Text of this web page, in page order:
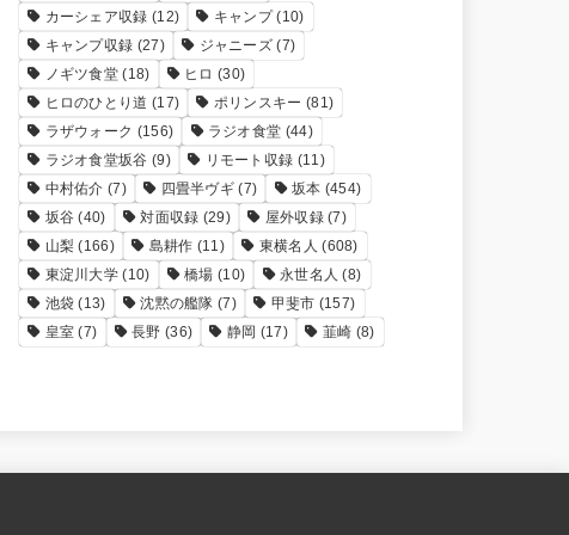
カーシェア収録 (12) キャンプ(10)
キャンプ収録 (27) ジャニーズ (7)
ノギツ食堂 (18) ヒロ (30)
ヒロのひとり道 (17) ポリンスキー (81)
ラザウォーク (156) ラジオ食堂 (44)
ラジオ食堂坂谷 (9) リモート収録 (11)
中村佑介 (7) 四畳半ヴギ (7) 坂本 (454)
坂谷 (40) 対面収録 (29) 屋外収録(7)
山梨 (166) 島耕作 (11) 東横名人 (608)
東淀川大学 (10) 橋場 (10) 永世名人 (8)
池袋 (13) 沈黙の艦隊 (7) 甲斐市 (157)
皇室 (7) 長野 (36) 静岡 (17) 韮崎 (8)